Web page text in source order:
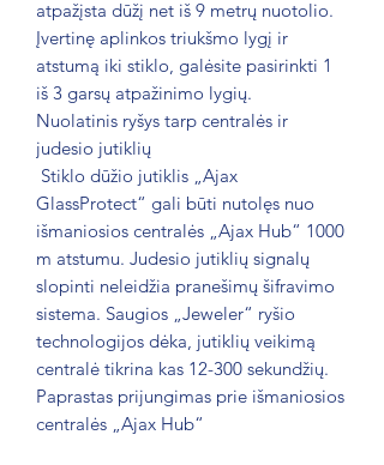
atpažįsta dūžį net iš 9 metrų nuotolio.
Įvertinę aplinkos triukšmo lygį ir
atstumą iki stiklo, galėsite pasirinkti 1
iš 3 garsų atpažinimo lygių.
Nuolatinis ryšys tarp centralės ir
judesio jutiklių
Stiklo dūžio jutiklis „Ajax
GlassProtect“ gali būti nutolęs nuo
išmaniosios centralės
„Ajax Hub“ 1000
m atstumu. Judesio jutiklių signalų
slopinti neleidžia pranešimų šifravimo
sistema. Saugios „Jeweler“ ryšio
technologijos dėka, jutiklių veikimą
centralė tikrina kas 12-300 sekundžių.
Paprastas prijungimas prie išmaniosios
centralės „Ajax Hub“